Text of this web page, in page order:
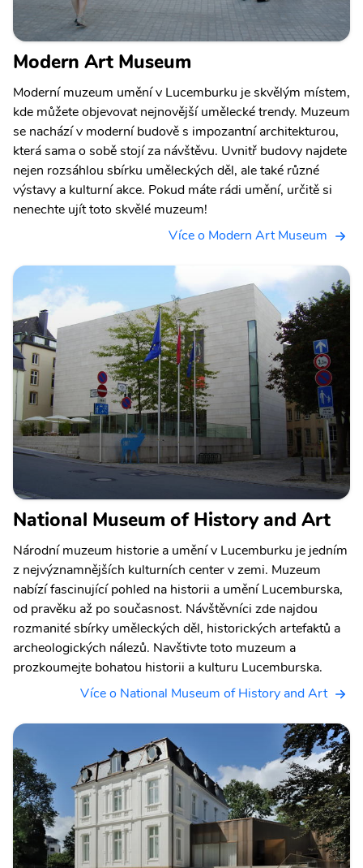
Modern Art Museum
Moderní muzeum umění v Lucemburku je skvělým místem,
kde můžete objevovat nejnovější umělecké trendy. Muzeum
se nachází v moderní budově s impozantní architekturou,
která sama o sobě stojí za návštěvu. Uvnitř budovy najdete
nejen rozsáhlou sbírku uměleckých děl, ale také různé
výstavy a kulturní akce. Pokud máte rádi umění, určitě si
nenechte ujít toto skvělé muzeum!
Více o Modern Art Museum
National Museum of History and Art
Národní muzeum historie a umění v Lucemburku je jedním
z nejvýznamnějších kulturních center v zemi. Muzeum
nabízí fascinující pohled na historii a umění Lucemburska,
od pravěku až po současnost. Návštěvníci zde najdou
rozmanité sbírky uměleckých děl, historických artefaktů a
archeologických nálezů. Navštivte toto muzeum a
prozkoumejte bohatou historii a kulturu Lucemburska.
Více o National Museum of History and Art